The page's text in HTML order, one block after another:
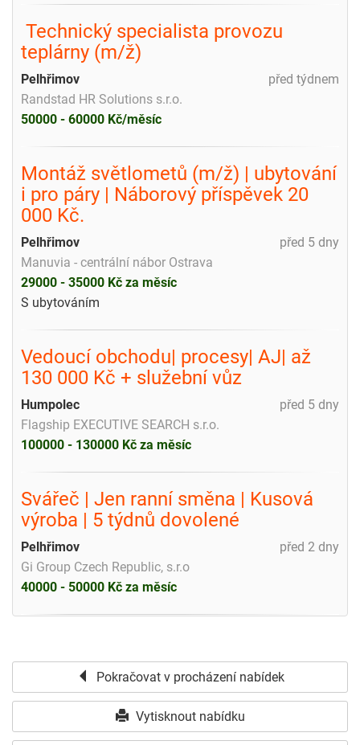
️ Technický specialista provozu
teplárny (m/ž)
před týdnem
Pelhřimov
Randstad HR Solutions s.r.o.
50000 - 60000 Kč/měsíc
Montáž světlometů (m/ž) | ubytování
i pro páry | Náborový příspěvek 20
000 Kč.
před 5 dny
Pelhřimov
Manuvia - centrální nábor Ostrava
29000 - 35000 Kč za měsíc
S ubytováním
Vedoucí obchodu| procesy| AJ| až
130 000 Kč + služební vůz
před 5 dny
Humpolec
Flagship EXECUTIVE SEARCH s.r.o.
100000 - 130000 Kč za měsíc
Svářeč | Jen ranní směna | Kusová
výroba | 5 týdnů dovolené
před 2 dny
Pelhřimov
Gi Group Czech Republic, s.r.o
40000 - 50000 Kč za měsíc
Pokračovat v procházení nabídek
Vytisknout nabídku